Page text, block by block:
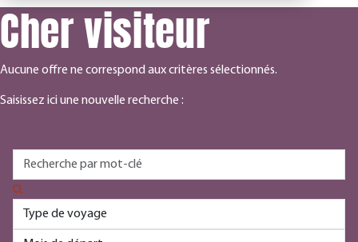
Cher visiteur
Aucune offre ne correspond aux critères sélectionnés.
Saisissez ici une nouvelle recherche :